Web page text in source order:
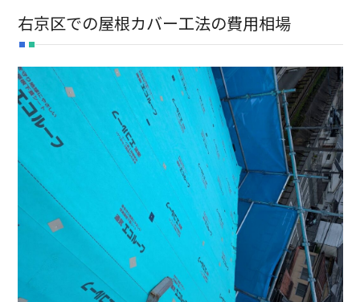
右京区での屋根カバー工法の費用相場